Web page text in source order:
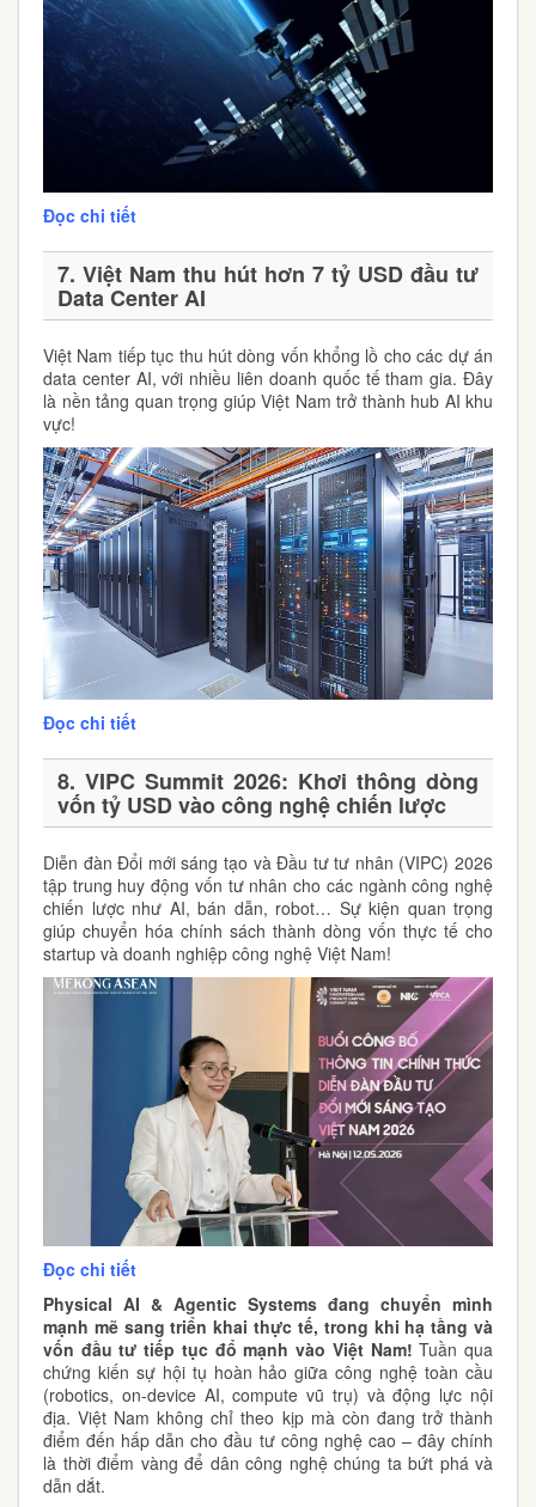
Đọc chi tiết
7. Việt Nam thu hút hơn 7 tỷ USD đầu tư
Data Center AI
Việt Nam tiếp tục thu hút dòng vốn khổng lồ cho các dự án
data center AI, với nhiều liên doanh quốc tế tham gia. Đây
là nền tảng quan trọng giúp Việt Nam trở thành hub AI khu
vực!
Đọc chi tiết
8. VIPC Summit 2026: Khơi thông dòng
vốn tỷ USD vào công nghệ chiến lược
Diễn đàn Đổi mới sáng tạo và Đầu tư tư nhân (VIPC) 2026
tập trung huy động vốn tư nhân cho các ngành công nghệ
chiến lược như AI, bán dẫn, robot… Sự kiện quan trọng
giúp chuyển hóa chính sách thành dòng vốn thực tế cho
startup và doanh nghiệp công nghệ Việt Nam!
Đọc chi tiết
Physical AI & Agentic Systems đang chuyển mình
mạnh mẽ sang triển khai thực tế, trong khi hạ tầng và
vốn đầu tư tiếp tục đổ mạnh vào Việt Nam! Tuần qua
chứng kiến sự hội tụ hoàn hảo giữa công nghệ toàn cầu
(robotics, on-device AI, compute vũ trụ) và động lực nội
địa. Việt Nam không chỉ theo kịp mà còn đang trở thành
điểm đến hấp dẫn cho đầu tư công nghệ cao – đây chính
là thời điểm vàng để dân công nghệ chúng ta bứt phá và
dẫn dắt.